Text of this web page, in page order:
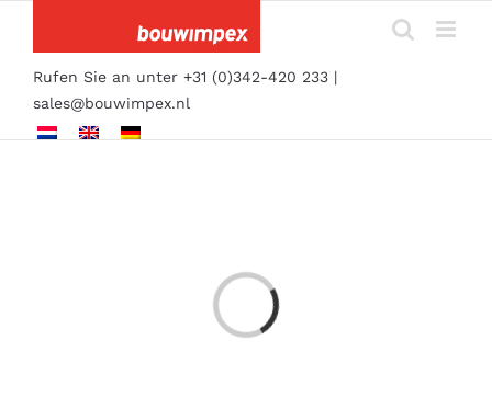
content
Rufen Sie an unter +31 (0)342-420 233 |
sales@bouwimpex.nl
Loading...